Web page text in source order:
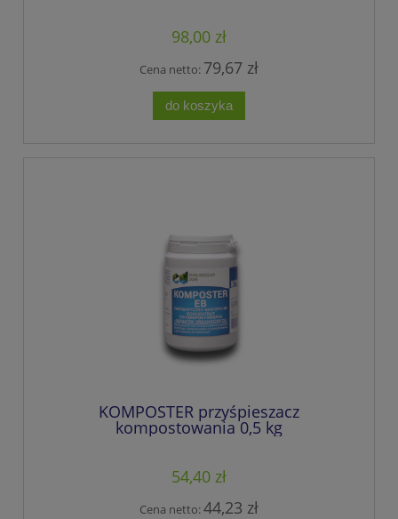
98,00 zł
Cena netto: 79,67 zł
do koszyka
KOMPOSTER przyśpieszacz
kompostowania 0,5 kg
54,40 zł
Cena netto:44,23 zł